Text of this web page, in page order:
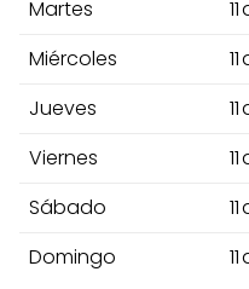
Martes
Miércoles
Jueves
Viernes
Sábado
Domingo